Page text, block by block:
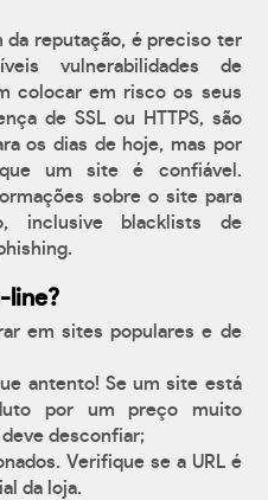
da reputação, é preciso ter
vulnerabilidades de
colocar em risco os seus
de SSL ou HTTPS, são
os dias de hoje, mas por
um site é confiável.
sobre o site para
inclusive blacklists de
line?
em sites populares e de
antento! Se um site está
por um preço muito
desconfiar;
Verifique se a URL é
da loja.